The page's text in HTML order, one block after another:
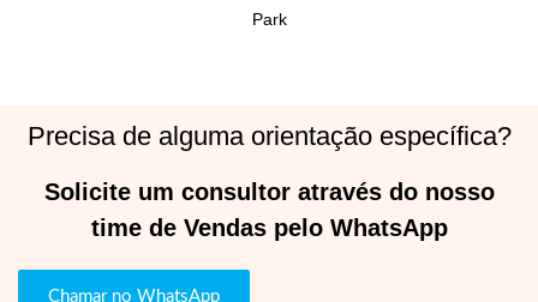
Park
Precisa de alguma orientação específica?
Solicite um consultor através do nosso
time de Vendas pelo WhatsApp
Chamar no WhatsApp